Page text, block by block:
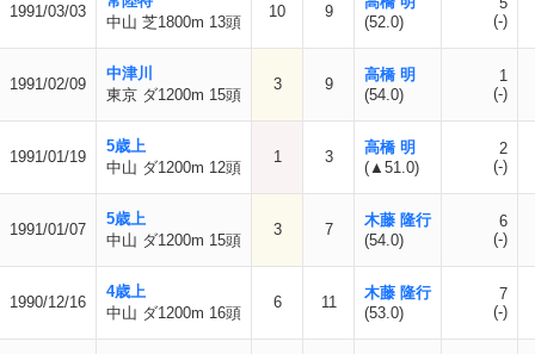
1991/03/03
中山 芝1800m 13頭
10 9
(52.0)
(-)
1991/02/09
中津川
東京 ダ1200m 15頭
3 9
高橋 明
(54.0)
1
(-)
1991/01/19
5歳上
中山 ダ1200m 12頭
1 3
高橋 明
(▲51.0)
2
(-)
1991/01/07
5歳上
中山 ダ1200m 15頭
3 7
木藤 隆行
(54.0)
6
(-)
1990/12/16
4歳上
中山 ダ1200m 16頭
6 11
木藤 隆行
(53.0)
7
(-)